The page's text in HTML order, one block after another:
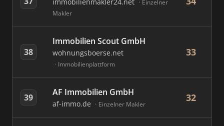
Einzelner
Makler
38
Immobilien Scout GmbH
wohnungsboerse.net
Immobilienplattform
33
39 AF Immobilien GmbH
af-immo.de Einzelner Makler
32